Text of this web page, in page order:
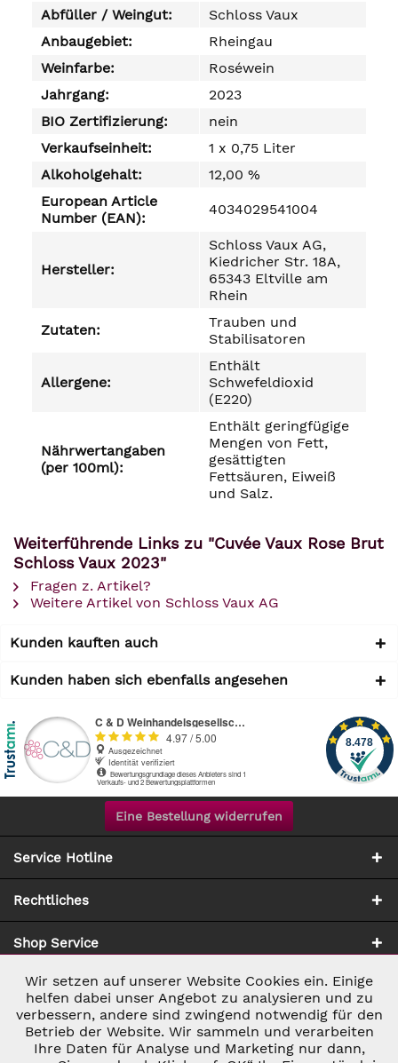
Abfüller / Weingut:
Schloss Vaux
Anbaugebiet:
Rheingau
Weinfarbe:
Roséwein
Jahrgang:
2023
BIO Zertifizierung:
nein
Verkaufseinheit:
1 x 0,75 Liter
Alkoholgehalt:
12,00 %
European Article
Number (EAN):
4034029541004
Hersteller:
Schloss Vaux AG,
Kiedricher Str. 18A,
65343 Eltville am
Rhein
Zutaten:
Trauben und
Stabilisatoren
Allergene:
Enthält
Schwefeldioxid
(E220)
Nährwertangaben
(per 100ml):
Enthält geringfügige
Mengen von Fett,
gesättigten
Fettsäuren, Eiweiß
und Salz.
Weiterführende Links zu "Cuvée Vaux Rose Brut
Schloss Vaux 2023"
Fragen z. Artikel?
Weitere Artikel von Schloss Vaux AG
Kunden kauften auch
Kunden haben sich ebenfalls angesehen
Eine Bestellung widerrufen
Service Hotline
Rechtliches
Shop Service
Zahlung & Versand
Notwendig Aktiv
Marketing Inaktiv
Wir setzen auf unserer Website Cookies ein. Einige
helfen dabei unser Angebot zu analysieren und zu
verbessern, andere sind zwingend notwendig für den
Betrieb der Website. Wir sammeln und verarbeiten
Ihre Daten für Analyse und Marketing nur dann,